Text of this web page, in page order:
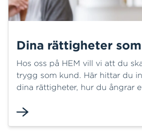
Dina rättigheter
Hos oss på HEM vill vi att du
trygg som kund. Här hittar du
dina rättigheter, hur du ångrar
klagomål eller behöver opartisk